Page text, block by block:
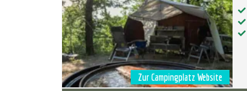
Zur Campingplatz Website